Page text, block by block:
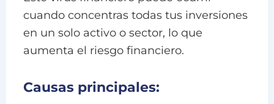
cuando concentras todas tus inversiones
en un solo activo o sector, lo que
aumenta el riesgo financiero.
Causas principales: